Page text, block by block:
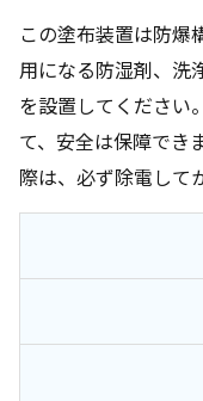
この塗布装置は防爆
用になる防湿剤、洗
を設置してください
て、安全は保障でき
際は、必ず除電して